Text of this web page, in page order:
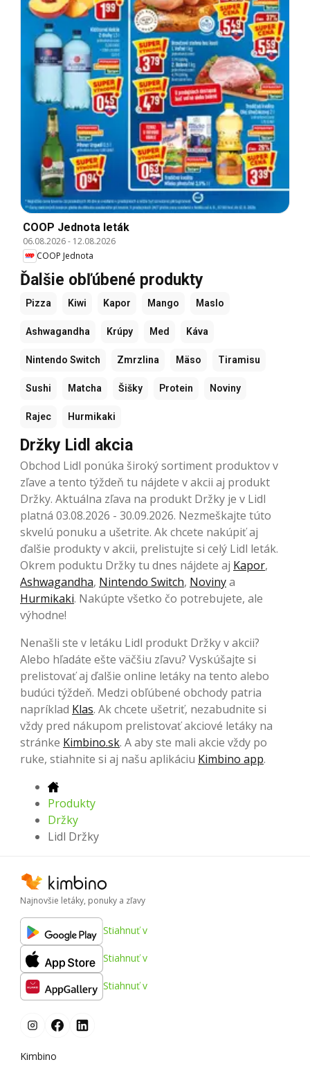
COOP Jednota leták
06.08.2026- 12.08.2026
COOP Jednota
Ďalšie obľúbené produkty
Pizza Kiwi Kapor Mango Maslo
Ashwagandha Krúpy Med Káva
Nintendo Switch Zmrzlina Mäso Tiramisu
Sushi Matcha Šišky Protein Noviny
Rajec Hurmikaki
Držky Lidl akcia
Obchod Lidl ponúka široký sortiment produktov v
zľave a tento týždeň tu nájdete v akcii aj produkt
Držky. Aktuálna zľava na produkt Držky je v Lidl
platná 03.08.2026 - 30.09.2026. Nezmeškajte túto
skvelú ponuku a ušetrite. Ak chcete nakúpiť aj
ďalšie produkty v akcii, prelistujte si celý Lidl leták.
Okrem poduktu Držky tu dnes nájdete aj Kapor,
Ashwagandha, Nintendo Switch, Novinya
Hurmikaki. Nakúpte všetko čo potrebujete, ale
výhodne!
Nenašli ste v letáku Lidl produkt Držky v akcii?
Alebo hľadáte ešte väčšiu zľavu? Vyskúšajte si
prelistovať aj ďalšie online letáky na tento alebo
budúci týždeň. Medzi obľúbené obchody patria
napríklad Klas. Ak chcete ušetriť, nezabudnite si
vždy pred nákupom prelistovať akciové letáky na
stránke Kimbino.sk. A aby ste mali akcie vždy po
ruke, stiahnite si aj našu aplikáciu Kimbino app.
Produkty
Držky
Lidl Držky
Najnovšie letáky, ponuky a zľavy
Stiahnuť v
Stiahnuť v
Stiahnuť v
Kimbino